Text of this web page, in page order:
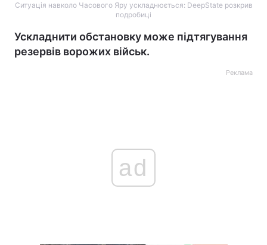
Ситуація навколо Часового Яру ускладнюється: DeepState розкрив
подробиці
Ускладнити обстановку може підтягування
резервів ворожих військ.
Реклама
ad